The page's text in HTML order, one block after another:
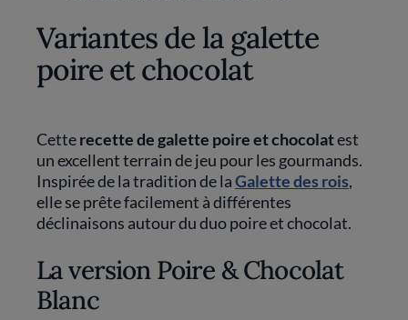
Variantes de la galette
poire et chocolat
Cetterecette de galette poire et chocolatest
un excellent terrain de jeu pour les gourmands.
Inspirée de la tradition de laGalette des rois,
elle se prête facilement à différentes
déclinaisons autour du duo poire et chocolat.
La version Poire & Chocolat
Blanc